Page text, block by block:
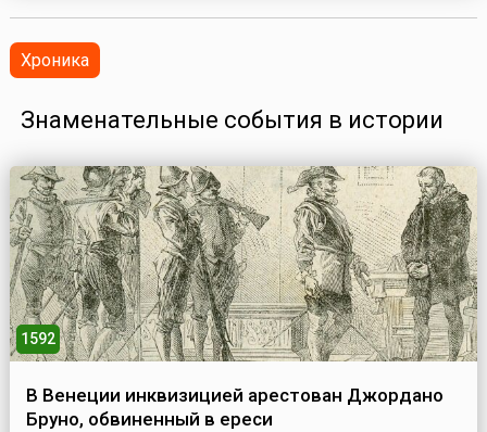
Хроника
Знаменательные события в истории
1592
В Венеции инквизицией арестован Джордано
Бруно, обвиненный в ереси